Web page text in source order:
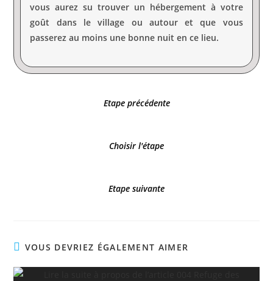
vous aurez su trouver un hébergement à votre
goût dans le village ou autour et que vous
passerez au moins une bonne nuit en ce lieu.
Etape précédente
Choisir l'étape
Etape suivante
VOUS DEVRIEZ ÉGALEMENT AIMER